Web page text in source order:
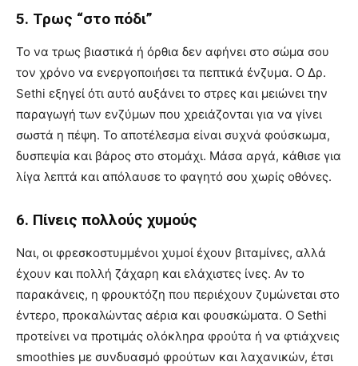
5. Τρως “στο πόδι”
Το να τρως βιαστικά ή όρθια δεν αφήνει στο σώμα σου
τον χρόνο να ενεργοποιήσει τα πεπτικά ένζυμα. Ο Δρ.
Sethi εξηγεί ότι αυτό αυξάνει το στρες και μειώνει την
παραγωγή των ενζύμων που χρειάζονται για να γίνει
σωστά η πέψη. Το αποτέλεσμα είναι συχνά φούσκωμα,
δυσπεψία και βάρος στο στομάχι. Μάσα αργά, κάθισε για
λίγα λεπτά και απόλαυσε το φαγητό σου χωρίς οθόνες.
6. Πίνεις πολλούς χυμούς
Ναι, οι φρεσκοστυμμένοι χυμοί έχουν βιταμίνες, αλλά
έχουν και πολλή ζάχαρη και ελάχιστες ίνες. Αν το
παρακάνεις, η φρουκτόζη που περιέχουν ζυμώνεται στο
έντερο, προκαλώντας αέρια και φουσκώματα. Ο Sethi
προτείνει να προτιμάς ολόκληρα φρούτα ή να φτιάχνεις
smoothies με συνδυασμό φρούτων και λαχανικών, έτσι